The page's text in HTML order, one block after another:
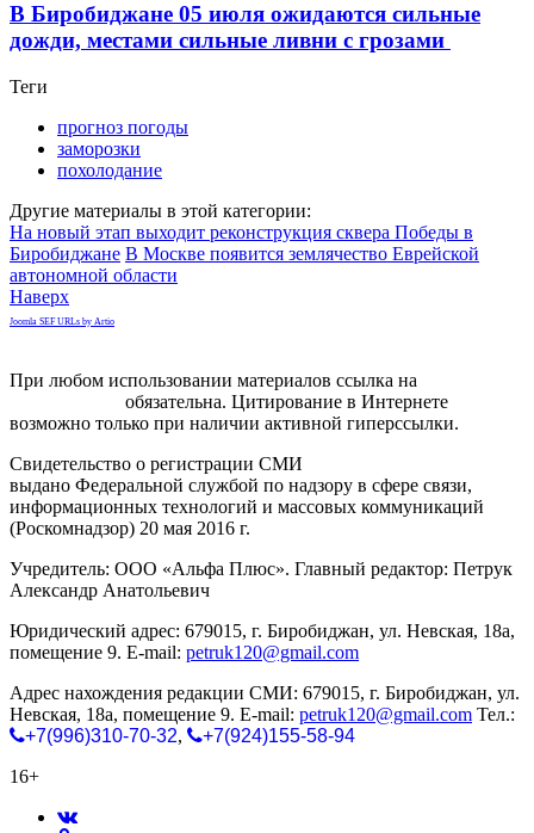
В Биробиджане 05 июля ожидаются сильные
дожди, местами сильные ливни с грозами
Теги
прогноз погоды
заморозки
похолодание
Другие материалы в этой категории:
На новый этап выходит реконструкция сквера Победы в
Биробиджане В Москве появится землячество Еврейской
автономной области
Наверх
Joomla SEF URLs by Artio
При любом использовании материалов ссылка на
обязательна. Цитирование в Интернете
возможно только при наличии активной гиперссылки.
Свидетельство о регистрации СМИ
выдано Федеральной службой по надзору в сфере связи,
информационных технологий и массовых коммуникаций
(Роскомнадзор) 20 мая 2016 г.
Учредитель: ООО «Альфа Плюс». Главный редактор: Петрук
Александр Анатольевич
Юридический адрес: 679015, г. Биробиджан, ул. Невская, 18а,
помещение 9. E-mail: petruk120@gmail.com
Адрес нахождения редакции СМИ: 679015, г. Биробиджан, ул.
Невская, 18а, помещение 9. E-mail: petruk120@gmail.com Тел.:
+7(996)310-70-32,
+7(924)155-58-94
16+